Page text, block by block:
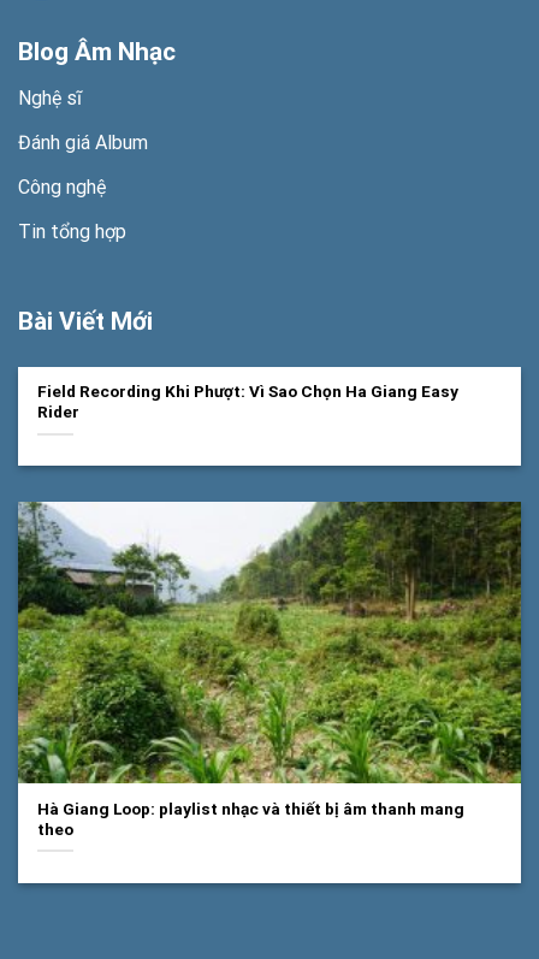
Blog Âm Nhạc
Nghệ sĩ
Đánh giá Album
Công nghệ
Tin tổng hợp
Bài Viết Mới
Field Recording Khi Phượt: Vì Sao Chọn Ha Giang Easy
Rider
Hà Giang Loop: playlist nhạc và thiết bị âm thanh mang
theo